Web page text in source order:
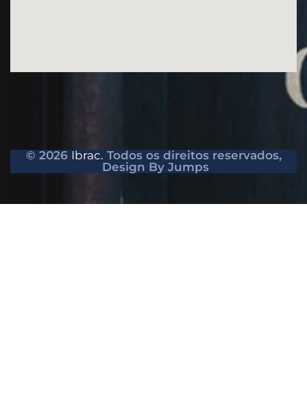
© 2026 Ibrac. Todos os direitos reservados,
Design By Jumps